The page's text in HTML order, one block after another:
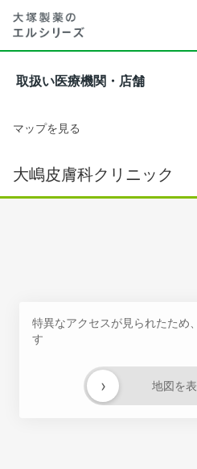
取扱い医療機関・店舗
マップを見る
大嶋皮膚科クリニック
特異なアクセスが見られたため
す
地図を
›